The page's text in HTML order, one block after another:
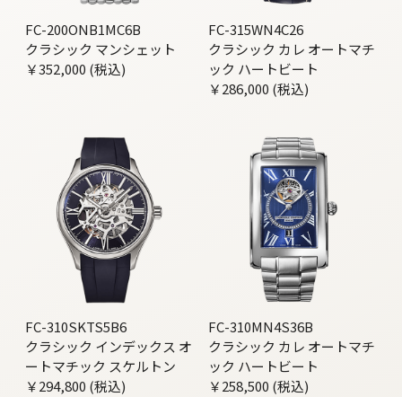
FC-200ONB1MC6B
クラシック マンシェット
￥352,000 (税込)
FC-315WN4C26
クラシック カレ オートマチ
ック ハートビート
￥286,000 (税込)
FC-310SKTS5B6
クラシック インデックス オ
ートマチック スケルトン
￥294,800 (税込)
FC-310MN4S36B
クラシック カレ オートマチ
ック ハートビート
￥258,500 (税込)